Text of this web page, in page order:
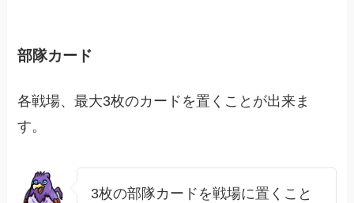
部隊カード
各戦場、最大3枚のカードを置くことが出来ま
す。
3枚の部隊カードを戦場に置くこと